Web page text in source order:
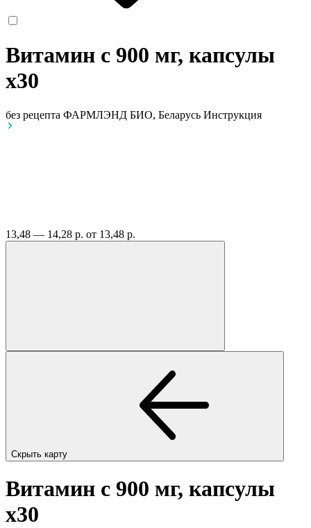
Витамин с 900 мг, капсулы
x30
без рецепта ФАРМЛЭНД БИО, Беларусь Инструкция
13,48 — 14,28 р. от 13,48 р.
Скрыть карту
Витамин с 900 мг, капсулы
x30